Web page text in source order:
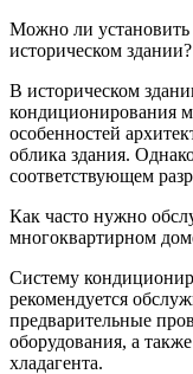
Можно ли установить
историческом здании?
В историческом
кондиционирования
особенностей
облика здания.
соответствующем
Как часто нужно
многоквартирном
Систему
рекомендуется
предварительные
оборудования, а
хладагента.